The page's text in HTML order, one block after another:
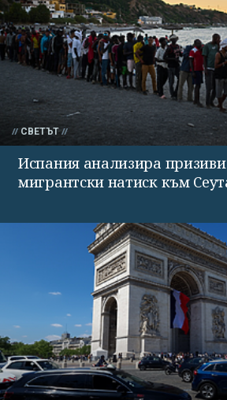
СВЕТЪТ
Испания анализира
мигрантски натиск към